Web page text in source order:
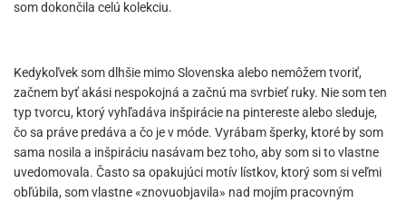
som dokončila celú kolekciu.
Kedykoľvek som dlhšie mimo Slovenska alebo nemôžem tvoriť,
začnem byť akási nespokojná a začnú ma svrbieť ruky. Nie som ten
typ tvorcu, ktorý vyhľadáva inšpirácie na pintereste alebo sleduje,
čo sa práve predáva a čo je v móde. Vyrábam šperky, ktoré by som
sama nosila a inšpiráciu nasávam bez toho, aby som si to vlastne
uvedomovala. Často sa opakujúci motív lístkov, ktorý som si veľmi
obľúbila, som vlastne «znovuobjavila» nad mojím pracovným